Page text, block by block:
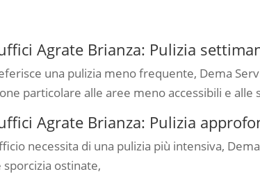
Agrate Brianza: Pulizia
una pulizia meno frequente, Dema
particolare alle aree meno accessibili e
Agrate Brianza: Pulizia
necessita di una pulizia più intensiva,
sporcizia ostinate,